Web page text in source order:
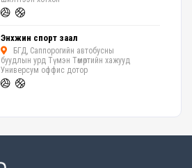
Энхжин спорт заал
БГД, Саппорогийн автобусны
буудлын урд Түмэн Төмөртийн хажууд
Универсум оффис дотор